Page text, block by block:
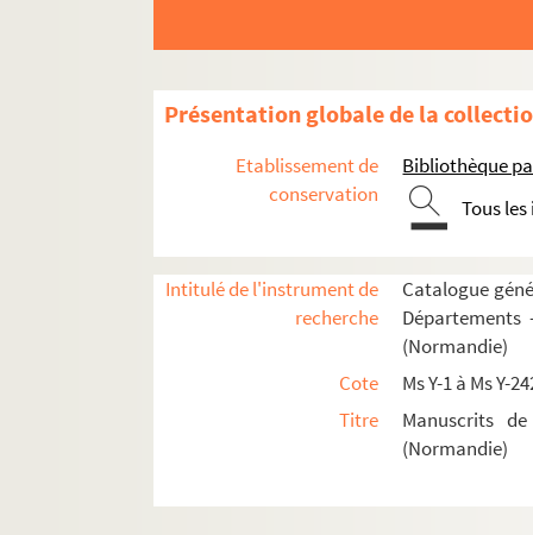
Présentation globale de la
Etablissement de
conservation
Bibliothèque
Tous
Intitulé de l'instrument de
recherche
Catalogue
Départements
(Normandie)
Cote
Ms Y-1 à Ms Y-
Titre
Manuscrits
(Normandie)
Fol. 49. « Note sur une médaille, en grand
Fol. 55. « Notice sur un pied à mesurer,
Fol. 61. « Notice sur quelques Dolium
Fol. 69. « Dissertation sur la population
Fol. 98. « Notice sur la châsse de saint
Fol. 117. « Dissertation sur les sceaux de
Fol. 133. « Notice sur les bas-reliefs de
Fol. 140. « Note sur un ancien étalon du Pot
Fol. 146. « Notice historique sur Robert-le-
Fol. 168. « Observations sur l'époque de
Fol. 182. « Note biographique sur Pierre